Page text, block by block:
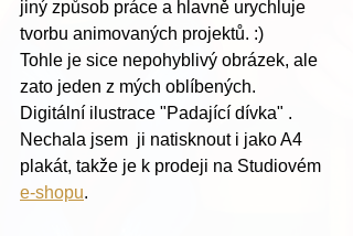
jiný způsob práce a hlavně urychluje
tvorbu animovaných projektů. :)
Tohle je sice nepohyblivý obrázek, ale
zato jeden z mých oblíbených.
Digitální ilustrace "Padající dívka" .
Nechala jsem  ji natisknout i jako A4
plakát, takže je k prodeji na Studiovém
e-shopu.